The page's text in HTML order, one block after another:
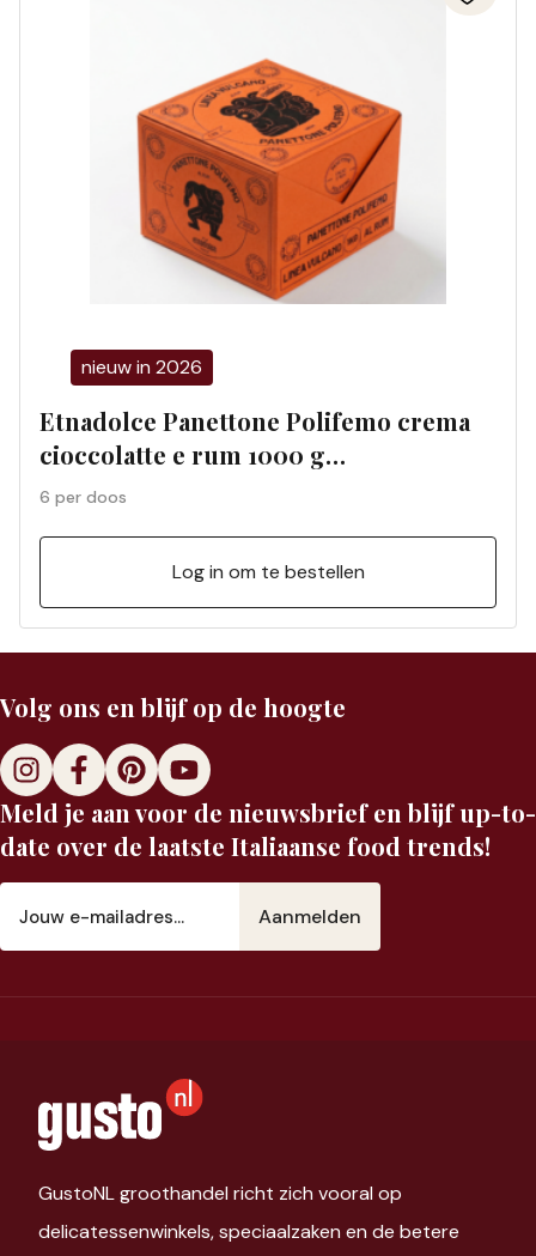
nieuw in 2026
Etnadolce Panettone Polifemo crema
cioccolatte e rum 1000 g
geschenkdoos (6 per doos) 01198S
6 per doos
Log in om te bestellen
Volg ons en blijf op de hoogte
Meld je aan voor de nieuwsbrief en blijf up-to-
date over de laatste Italiaanse food trends!
mailadres
GustoNL groothandel richt zich vooral op
delicatessenwinkels, speciaalzaken en de betere